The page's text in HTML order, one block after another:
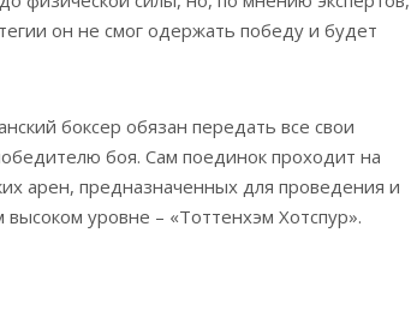
он не смог одержать победу и будет
боксер обязан передать все свои
боя. Сам поединок проходит на
арен, предназначенных для проведения и
уровне – «Тоттенхэм Хотспур».